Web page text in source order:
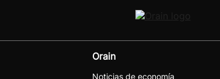
Orain
Noticias de economía